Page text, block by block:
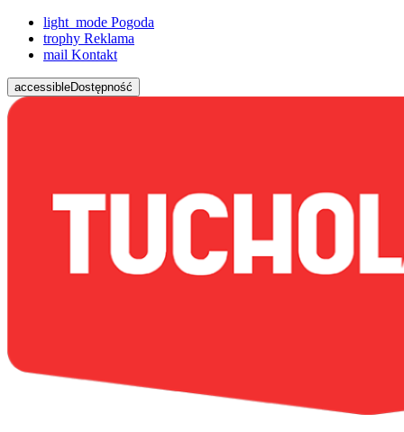
light_mode Pogoda
trophy Reklama
mail Kontakt
accessibleDostępność